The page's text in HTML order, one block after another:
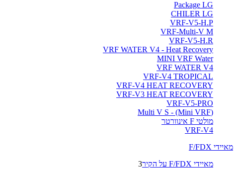
Package LG
CHILER LG
VRF-V5-H.P
VRF-Multi-V M
VRF-V5-H.R
VRF WATER V4 - Heat Recovery
MINI VRF Water
VRF WATER V4
VRF-V4 TROPICAL
VRF-V4 HEAT RECOVERY
VRF-V3 HEAT RECOVERY
VRF-V5-PRO
(Multi V S - (Mini VRF
מולטי F אינוורטר
VRF-V4
מאיידי F/FDX
מאיידי F/FDX על הקיר
3